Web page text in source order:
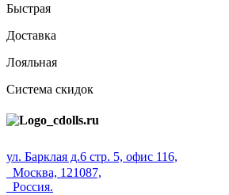
Быстрая
Доставка
Лояльная
Система скидок
ул. Барклая д.6 стр. 5, офис 116,
Москва, 121087,
Россия.